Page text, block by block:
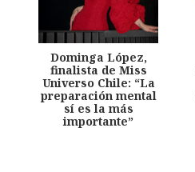
Dominga López,
finalista de Miss
Universo Chile: “La
preparación mental
sí es la más
importante”